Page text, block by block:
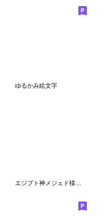
ゆるかみ絵文字
エジプト神メジェド様☆シュール絵文字